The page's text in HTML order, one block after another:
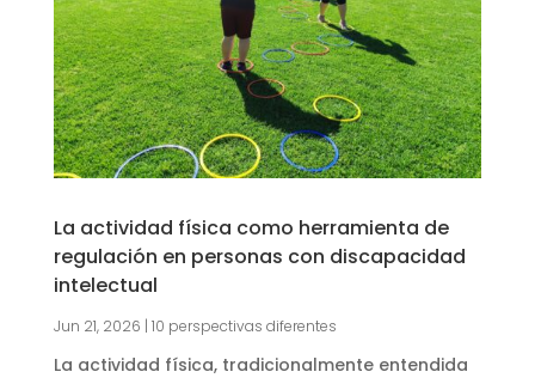
La actividad física como herramienta de
regulación en personas con discapacidad
intelectual
Jun 21, 2026 | 10 perspectivas diferentes
La actividad física, tradicionalmente entendida